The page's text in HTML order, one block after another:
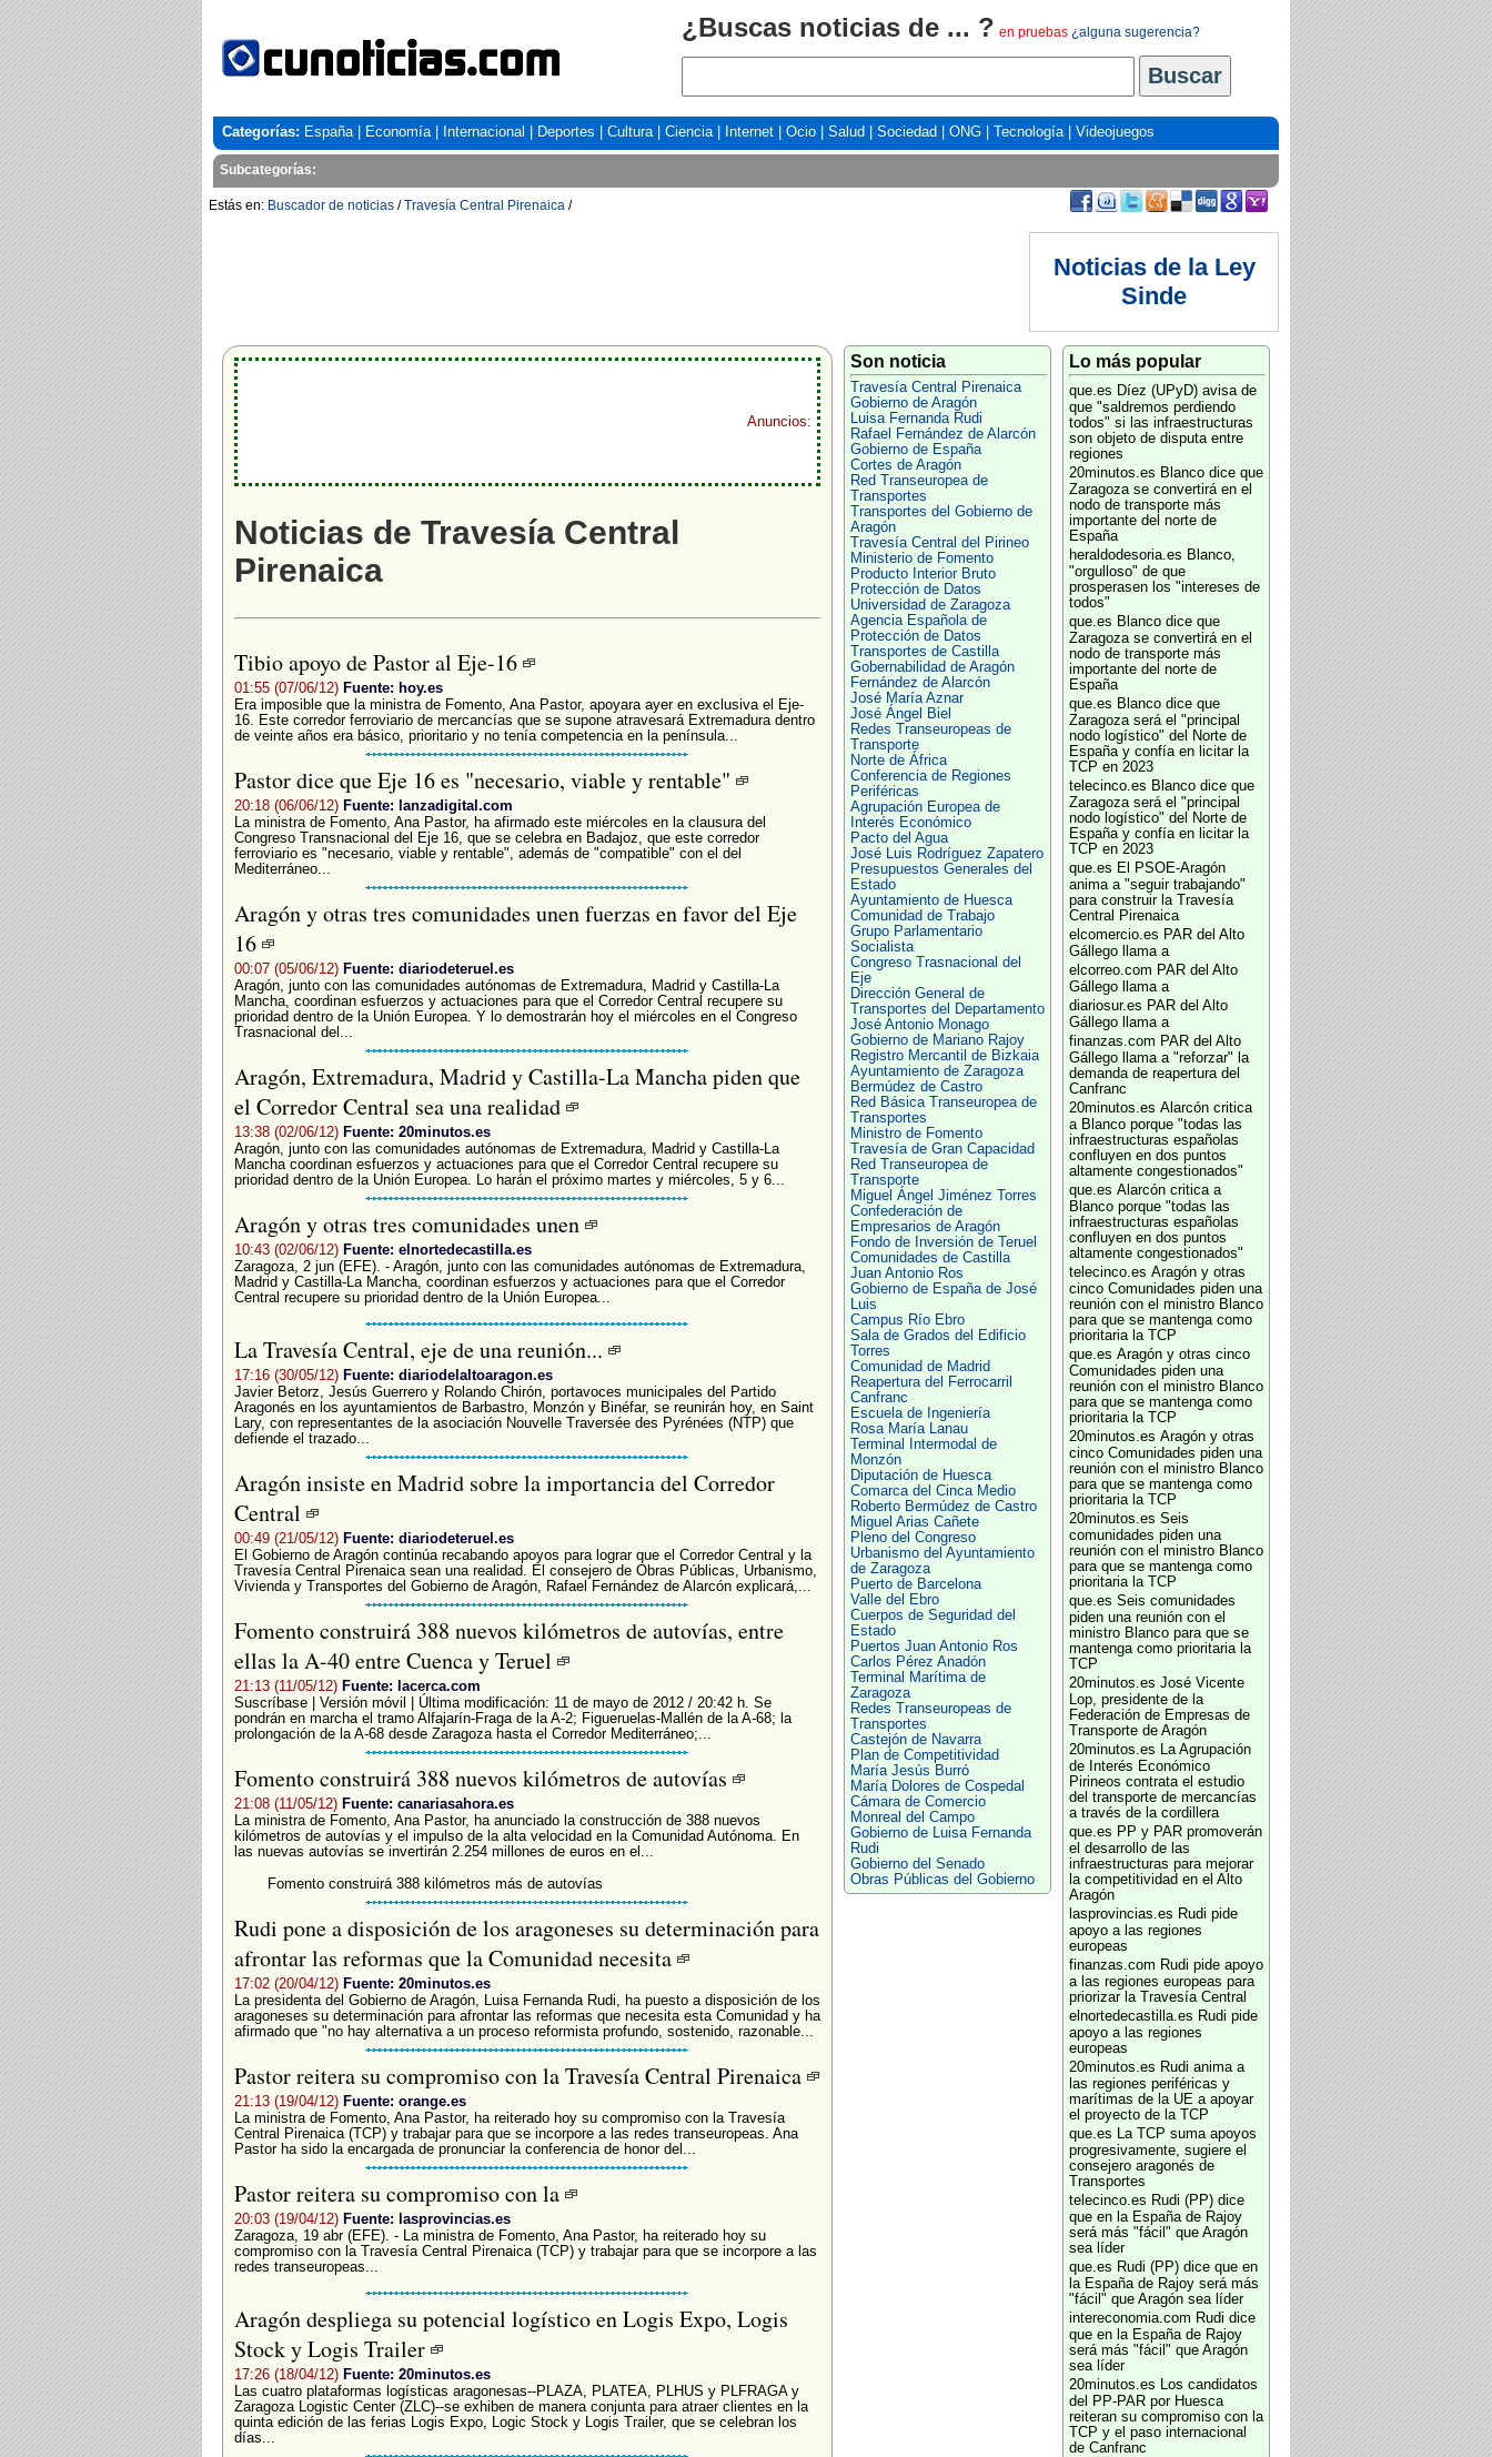
¿Buscas noticias de ... ? en pruebas ¿alguna sugerencia?
Categorías: España| Economía| Internacional Deportes Cultura| Ciencia| Internet Ocio Salud Sociedad ONG Tecnología| Videojuegos
Subcategorías:
Estás en: Buscador de noticias /Travesía Central Pirenaica /
Noticias de la Ley
Sinde
Anuncios:
Noticias de Travesía Central
Pirenaica
Tibio apoyo de Pastor al Eje-16
01:55 (07/06/12) Fuente: hoy.es
Era imposible que la ministra de Fomento, Ana Pastor, apoyara ayer en exclusiva el Eje-
16. Este corredor ferroviario de mercancías que se supone atravesará Extremadura dentro
de veinte años era básico, prioritario y no tenía competencia en la península...
Pastor dice que Eje 16 es "necesario, viable y rentable"
20:18 (06/06/12) Fuente: lanzadigital.com
La ministra de Fomento, Ana Pastor, ha afirmado este miércoles en la clausura del
Congreso Transnacional del Eje 16, que se celebra en Badajoz, que este corredor
ferroviario es "necesario, viable y rentable", además de "compatible" con el del
Mediterráneo...
Aragón y otras tres comunidades unen fuerzas en favor del Eje
16
00:07 (05/06/12) Fuente: diariodeteruel.es
Aragón, junto con las comunidades autónomas de Extremadura, Madrid y Castilla-La
Mancha, coordinan esfuerzos y actuaciones para que el Corredor Central recupere su
prioridad dentro de la Unión Europea. Y lo demostrarán hoy el miércoles en el Congreso
Trasnacional del...
Aragón, Extremadura, Madrid y Castilla-La Mancha piden que
el Corredor Central sea una realidad
13:38 (02/06/12) Fuente: 20minutos.es
Aragón, junto con las comunidades autónomas de Extremadura, Madrid y Castilla-La
Mancha coordinan esfuerzos y actuaciones para que el Corredor Central recupere su
prioridad dentro de la Unión Europea. Lo harán el próximo martes y miércoles, 5 y 6...
Aragón y otras tres comunidades unen
10:43 (02/06/12) Fuente: elnortedecastilla.es
Zaragoza, 2 jun (EFE). - Aragón, junto con las comunidades autónomas de Extremadura,
Madrid y Castilla-La Mancha, coordinan esfuerzos y actuaciones para que el Corredor
Central recupere su prioridad dentro de la Unión Europea...
La Travesía Central, eje de una reunión...
17:16 (30/05/12) Fuente: diariodelaltoaragon.es
Javier Betorz, Jesús Guerrero y Rolando Chirón, portavoces municipales del Partido
Aragonés en los ayuntamientos de Barbastro, Monzón y Binéfar, se reunirán hoy, en Saint
Lary, con representantes de la asociación Nouvelle Traversée des Pyrénées (NTP) que
defiende el trazado...
Aragón insiste en Madrid sobre la importancia del Corredor
Central
00:49 (21/05/12) Fuente: diariodeteruel.es
El Gobierno de Aragón continúa recabando apoyos para lograr que el Corredor Central y la
Travesía Central Pirenaica sean una realidad. El consejero de Obras Públicas, Urbanismo,
Vivienda y Transportes del Gobierno de Aragón, Rafael Fernández de Alarcón explicará,...
Fomento construirá 388 nuevos kilómetros de autovías, entre
ellas la A-40 entre Cuenca y Teruel
21:13 (11/05/12) Fuente: lacerca.com
Suscríbase | Versión móvil | Última modificación: 11 de mayo de 2012 / 20:42 h. Se
pondrán en marcha el tramo Alfajarín-Fraga de la A-2; Figueruelas-Mallén de la A-68; la
prolongación de la A-68 desde Zaragoza hasta el Corredor Mediterráneo;...
Fomento construirá 388 nuevos kilómetros de autovías
21:08 (11/05/12) Fuente: canariasahora.es
La ministra de Fomento, Ana Pastor, ha anunciado la construcción de 388 nuevos
kilómetros de autovías y el impulso de la alta velocidad en la Comunidad Autónoma. En
las nuevas autovías se invertirán 2.254 millones de euros en el...
Fomento construirá 388 kilómetros más de autovías
Rudi pone a disposición de los aragoneses su determinación para
afrontar las reformas que la Comunidad necesita
17:02 (20/04/12) Fuente: 20minutos.es
La presidenta del Gobierno de Aragón, Luisa Fernanda Rudi, ha puesto a disposición de los
aragoneses su determinación para afrontar las reformas que necesita esta Comunidad y ha
afirmado que "no hay alternativa a un proceso reformista profundo, sostenido, razonable...
Pastor reitera su compromiso con la Travesía Central Pirenaica
21:13 (19/04/12) Fuente: orange.es
La ministra de Fomento, Ana Pastor, ha reiterado hoy su compromiso con la Travesía
Central Pirenaica (TCP) y trabajar para que se incorpore a las redes transeuropeas. Ana
Pastor ha sido la encargada de pronunciar la conferencia de honor del...
Pastor reitera su compromiso con la
20:03 (19/04/12) Fuente: lasprovincias.es
Zaragoza, 19 abr (EFE). - La ministra de Fomento, Ana Pastor, ha reiterado hoy su
compromiso con la Travesía Central Pirenaica (TCP) y trabajar para que se incorpore a las
redes transeuropeas...
Aragón despliega su potencial logístico en Logis Expo, Logis
Stock y Logis Trailer
17:26 (18/04/12) Fuente: 20minutos.es
Las cuatro plataformas logísticas aragonesas--PLAZA, PLATEA, PLHUS y PLFRAGA y
Zaragoza Logistic Center (ZLC)--se exhiben de manera conjunta para atraer clientes en la
quinta edición de las ferias Logis Expo, Logic Stock y Logis Trailer, que se celebran los
días...
Son noticia
Travesía Central Pirenaica
Gobierno de Aragón
Luisa Fernanda Rudi
Rafael Fernández de Alarcón
Gobierno de España
Cortes de Aragón
Red Transeuropea de
Transportes
Transportes del Gobierno de
Aragón
Travesía Central del Pirineo
Ministerio de Fomento
Producto Interior Bruto
Protección de Datos
Universidad de Zaragoza
Agencia Española de
Protección de Datos
Transportes de Castilla
Gobernabilidad de Aragón
Fernández de Alarcón
José María Aznar
José Ángel Biel
Redes Transeuropeas de
Transporte
Norte de África
Conferencia de Regiones
Periféricas
Agrupación Europea de
Interés Económico
Pacto del Agua
José Luis Rodríguez Zapatero
Presupuestos Generales del
Estado
Ayuntamiento de Huesca
Comunidad de Trabajo
Grupo Parlamentario
Socialista
Congreso Trasnacional del
Eje
Dirección General de
Transportes del Departamento
José Antonio Monago
Gobierno de Mariano Rajoy
Registro Mercantil de Bizkaia
Ayuntamiento de Zaragoza
Bermúdez de Castro
Red Básica Transeuropea de
Transportes
Ministro de Fomento
Travesía de Gran Capacidad
Red Transeuropea de
Transporte
Miguel Ángel Jiménez Torres
Confederación de
Empresarios de Aragón
Fondo de Inversión de Teruel
Comunidades de Castilla
Juan Antonio Ros
Gobierno de España de José
Luis
Campus Río Ebro
Sala de Grados del Edificio
Torres
Comunidad de Madrid
Reapertura del Ferrocarril
Canfranc
Escuela de Ingeniería
Rosa María Lanau
Terminal Intermodal de
Monzón
Diputación de Huesca
Comarca del Cinca Medio
Roberto Bermúdez de Castro
Miguel Arias Cañete
Pleno del Congreso
Urbanismo del Ayuntamiento
de Zaragoza
Puerto de Barcelona
Valle del Ebro
Cuerpos de Seguridad del
Estado
Puertos Juan Antonio Ros
Carlos Pérez Anadón
Terminal Marítima de
Zaragoza
Redes Transeuropeas de
Transportes
Castejón de Navarra
Plan de Competitividad
María Jesús Burró
María Dolores de Cospedal
Cámara de Comercio
Monreal del Campo
Gobierno de Luisa Fernanda
Rudi
Gobierno del Senado
Obras Públicas del Gobierno
Lo más popular
que.es Díez (UPyD) avisa de
que "saldremos perdiendo
todos" si las infraestructuras
son objeto de disputa entre
regiones
20minutos.es Blanco dice que
Zaragoza se convertirá en el
nodo de transporte más
importante del norte de
España
heraldodesoria.es Blanco,
"orgulloso" de que
prosperasen los "intereses de
todos"
que.es Blanco dice que
Zaragoza se convertirá en el
nodo de transporte más
importante del norte de
España
que.es Blanco dice que
Zaragoza será el "principal
nodo logístico" del Norte de
España y confía en licitar la
TCP en 2023
telecinco.es Blanco dice que
Zaragoza será el "principal
nodo logístico" del Norte de
España y confía en licitar la
TCP en 2023
que.es El PSOE-Aragón
anima a "seguir trabajando"
para construir la Travesía
Central Pirenaica
elcomercio.es PAR del Alto
Gállego llama a
elcorreo.com PAR del Alto
Gállego llama a
diariosur.es PAR del Alto
Gállego llama a
finanzas.com PAR del Alto
Gállego llama a "reforzar" la
demanda de reapertura del
Canfranc
20minutos.es Alarcón critica
a Blanco porque "todas las
infraestructuras españolas
confluyen en dos puntos
altamente congestionados"
que.es Alarcón critica a
Blanco porque "todas las
infraestructuras españolas
confluyen en dos puntos
altamente congestionados"
telecinco.es Aragón y otras
cinco Comunidades piden una
reunión con el ministro Blanco
para que se mantenga como
prioritaria la TCP
que.es Aragón y otras cinco
Comunidades piden una
reunión con el ministro Blanco
para que se mantenga como
prioritaria la TCP
20minutos.es Aragón y otras
cinco Comunidades piden una
reunión con el ministro Blanco
para que se mantenga como
prioritaria la TCP
20minutos.es Seis
comunidades piden una
reunión con el ministro Blanco
para que se mantenga como
prioritaria la TCP
que.es Seis comunidades
piden una reunión con el
ministro Blanco para que se
mantenga como prioritaria la
TCP
20minutos.es José Vicente
Lop, presidente de la
Federación de Empresas de
Transporte de Aragón
20minutos.es La Agrupación
de Interés Económico
Pirineos contrata el estudio
del transporte de mercancías
a través de la cordillera
que.es PP y PAR promoverán
el desarrollo de las
infraestructuras para mejorar
la competitividad en el Alto
Aragón
lasprovincias.es Rudi pide
apoyo a las regiones
europeas
finanzas.com Rudi pide apoyo
a las regiones europeas para
priorizar la Travesía Central
elnortedecastilla.es Rudi pide
apoyo a las regiones
europeas
20minutos.es Rudi anima a
las regiones periféricas y
marítimas de la UE a apoyar
el proyecto de la TCP
que.es La TCP suma apoyos
progresivamente, sugiere el
consejero aragonés de
Transportes
telecinco.es Rudi (PP) dice
que en la España de Rajoy
será más "fácil" que Aragón
sea líder
que.es Rudi (PP) dice que en
la España de Rajoy será más
"fácil" que Aragón sea líder
intereconomia.com Rudi dice
que en la España de Rajoy
será más "fácil" que Aragón
sea líder
20minutos.es Los candidatos
del PP-PAR por Huesca
reiteran su compromiso con la
TCP y el paso internacional
de Canfranc